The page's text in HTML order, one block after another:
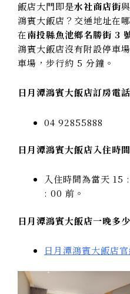
飯店大門即是水社商店街與
鴻賓大飯店？交通地址在
在南投縣魚池鄉名勝街 3
鴻賓大飯店沒有附設停車
車場，步行約 5 分鐘。
日月潭鴻賓大飯店訂房電
04 92855888
日月潭鴻賓大飯店入住時
入住時間為當天 15
: 00 前。
日月潭鴻賓大飯店一晚多
日月潭鴻賓大飯店